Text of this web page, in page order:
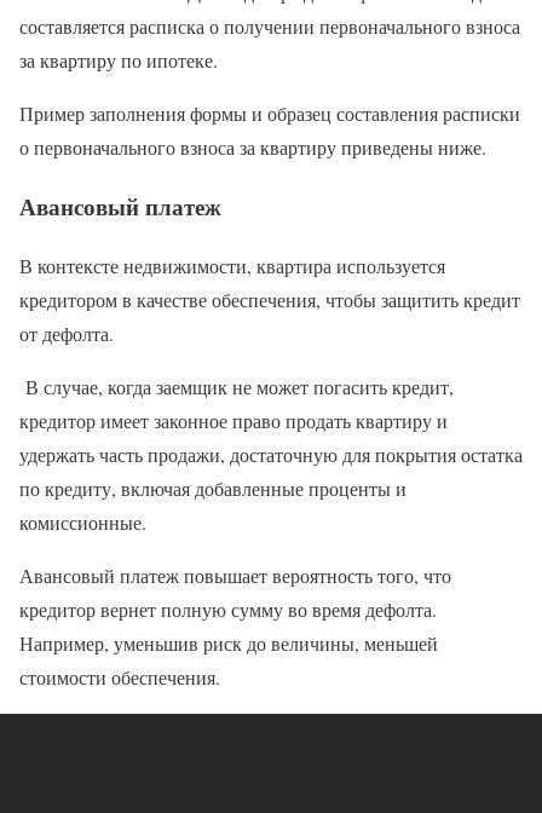
составляется расписка о получении первоначального взноса
за квартиру по ипотеке.
Пример заполнения формы и образец составления расписки
о первоначального взноса за квартиру приведены ниже.
Авансовый платеж
В контексте недвижимости, квартира используется
кредитором в качестве обеспечения, чтобы защитить кредит
от дефолта.
В случае, когда заемщик не может погасить кредит,
кредитор имеет законное право продать квартиру и
удержать часть продажи, достаточную для покрытия остатка
по кредиту, включая добавленные проценты и
комиссионные.
Авансовый платеж повышает вероятность того, что
кредитор вернет полную сумму во время дефолта.
Например, уменьшив риск до величины, меньшей
стоимости обеспечения.